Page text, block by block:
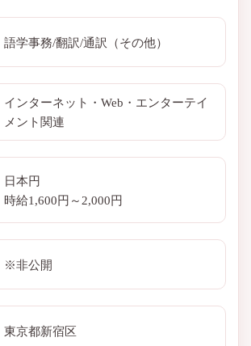
語学事務/翻訳/通訳（その他）
インターネット・Web・エンターテイ
メント関連
日本円
時給1,600円～2,000円
※非公開
東京都新宿区